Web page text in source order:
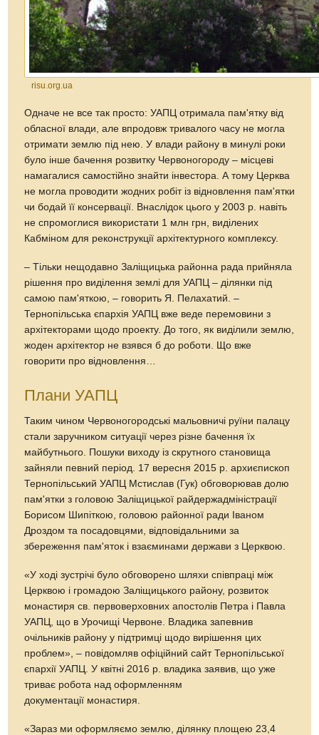
risu.org.ua
Одначе не все так просто: УАПЦ отримала пам'ятку від
обласної влади, але впродовж тривалого часу не могла
отримати землю під нею. У влади району в минулі роки
було інше бачення розвитку Червоногороду – місцеві
намагалися самостійно знайти інвестора. А тому Церква
не могла проводити жодних робіт із відновлення пам'ятки
чи бодай її консервації. Внаслідок цього у 2003 р. навіть
не спромоглися використати 1 млн грн, виділених
Кабміном для реконструкції архітектурного комплексу.
– Тільки нещодавно Заліщицька районна рада прийняла
рішення про виділення землі для УАПЦ – ділянки під
самою пам'яткою, – говорить Я. Пелахатий. –
Тернопільська єпархія УАПЦ вже веде перемовини з
архітекторами щодо проекту. До того, як виділили землю,
жоден архітектор не взявся б до роботи. Що вже
говорити про відновлення…
Плани УАПЦ
Таким чином Червоногородські мальовничі руїни палацу
стали заручником ситуації через різне бачення їх
майбутнього. Пошуки виходу із скрутного становища
зайняли певний період. 17 вересня 2015 р. архиєпископ
Тернопільський УАПЦ Мстислав (Гук) обговорював долю
пам'ятки з головою Заліщицької райдержадміністрації
Борисом Шипіткою, головою районної ради Іваном
Дроздом та посадовцями, відповідальними за
збереження пам'яток і взаєминами держави з Церквою.
«У ході зустрічі було обговорено шляхи співпраці між
Церквою і громадою Заліщицького району, розвиток
монастиря св. первоверховних апостолів Петра і Павла
УАПЦ, що в Урочищі Червоне. Владика запевнив
очільників району у підтримці щодо вирішення цих
проблем», – повідомляв офіційний сайт Тернопільської
єпархії УАПЦ. У квітні 2016 р. владика заявив, що уже
триває робота над оформленням
документації монастиря.
«Зараз ми оформляємо землю, ділянку площею 23,4